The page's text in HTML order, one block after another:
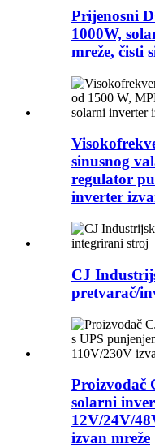
Prijenosni
1000W,
mreže, čisti
sinusnog
regulator
inverter
CJ
pretvarač/
Proizvođač
solarni
12V/24V/
izvan mreže